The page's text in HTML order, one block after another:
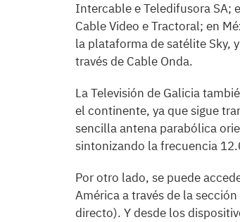
Intercable e Teledifusora SA;
Cable Video e Tractoral; en
la plataforma de satélite Sky,
través de Cable Onda.
La Televisión de Galicia
el continente, ya que sigue
sencilla antena parabólica
sintonizando la frecuencia
Por otro lado, se puede
América a través de la
directo). Y desde los